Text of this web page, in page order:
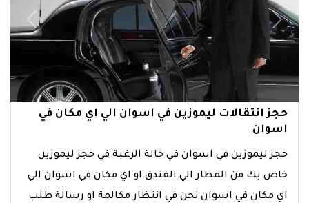
Next
حجز انتقالات ليموزين في اسوان الي اي مكان في
اسوان
حجز ليموزين في اسوان في حالة الرغبة في حجز ليموزين
خاص بك من المطار الي الفندق او اي مكان في اسوان الي
اي مكان في اسوان نحن في انتظار مكالمة او رسالة طلب